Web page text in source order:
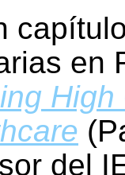
en
del